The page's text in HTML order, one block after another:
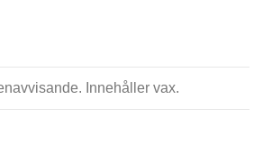
Innehåller vax.